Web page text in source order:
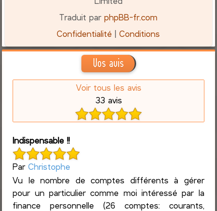
Traduit parphpBB-fr.com
Confidentialité |Conditions
Vos avis
Voir tous les avis
33 avis
Indispensable !!
ParChristophe
Vu le nombre de comptes différents à gérer
pour un particulier comme moi intéressé par la
finance personnelle (26 comptes: courants,